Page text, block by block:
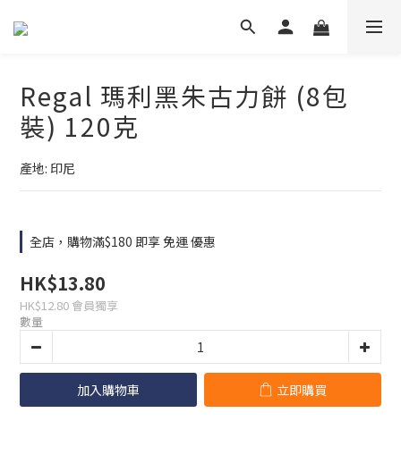
Regal 瑪利黑朱古力餅 (8包
裝) 120克
產地: 印尼
全店，購物滿$180 即享 免運 優惠
HK$13.80
HK$12.80 會員獨享
數量
加入購物車 立即購買